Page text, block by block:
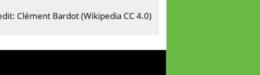
Clément Bardot (Wikipedia CC 4.0)